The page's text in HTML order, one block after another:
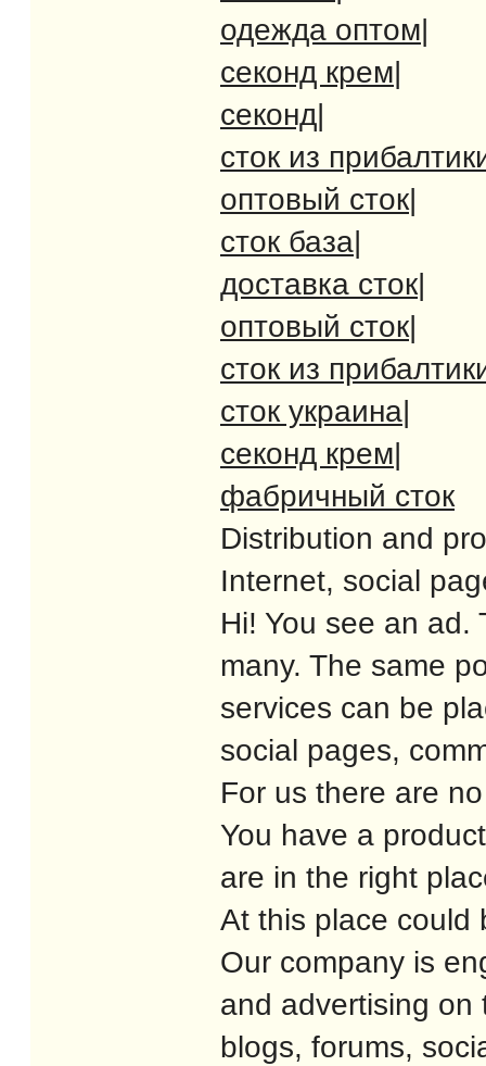
одежда оптом|
секонд крем|
секонд|
сток из
оптовый сток|
сток база|
доставка сток|
оптовый сток|
сток из
сток украина|
секонд крем|
фабричный сток
Distribution and
Internet, social
Hi! You see an
many. The same
services can be
social pages,
For us there are
You have a
are in the right
At this place could
Our company is
and advertising on
blogs, forums,